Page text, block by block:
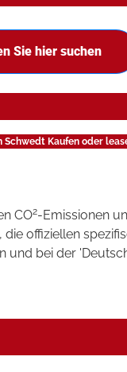
Sie hier suchen
Schwedt Kaufen oder
CO2-Emissionen
offiziellen
und bei der